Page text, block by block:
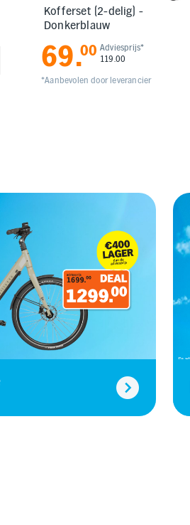
Kofferset (2-delig) -
Donkerblauw
69.00 Adviesprijs*
119.00
*Aanbevolen door leverancier